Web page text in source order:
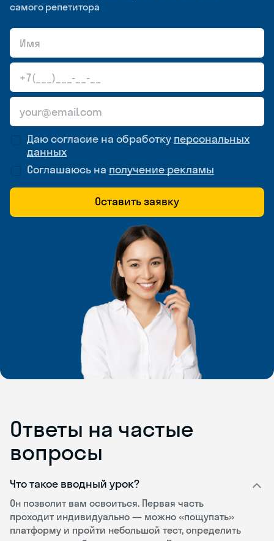
самого репетитора
Даю согласие на обработку персональных
данных
Соглашаюсь на получение рекламы
Оставить заявку
Ответы на частые
вопросы
Что такое вводный урок?
Он позволит вам освоиться. Первая часть
проходит индивидуально — можно «пощупать»
платформу и пройти небольшой тест, определить